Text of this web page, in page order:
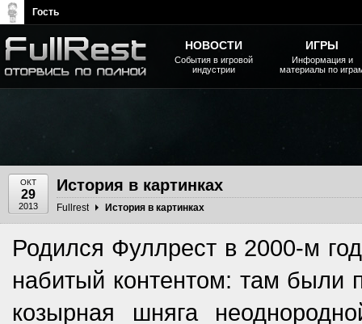
ОКТ
29
2013
История в картинках
Fullrest История в картинках
Родился Фуллрест в 2000-м
набитый контентом: там были
козырная шняга
НОВОСТИ
События в игровой
индустрии
ИГРЫ
Информация и
материалы по
Гость